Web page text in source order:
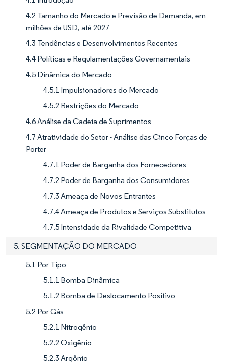
4.2 Tamanho do Mercado e Previsão de Demanda, em
milhões de USD, até 2027
4.3 Tendências e Desenvolvimentos Recentes
4.4 Políticas e Regulamentações Governamentais
4.5 Dinâmica do Mercado
4.5.1 Impulsionadores do Mercado
4.5.2 Restrições do Mercado
4.6 Análise da Cadeia de Suprimentos
4.7 Atratividade do Setor - Análise das Cinco Forças de
Porter
4.7.1 Poder de Barganha dos Fornecedores
4.7.2 Poder de Barganha dos Consumidores
4.7.3 Ameaça de Novos Entrantes
4.7.4 Ameaça de Produtos e Serviços Substitutos
4.7.5 Intensidade da Rivalidade Competitiva
5. SEGMENTAÇÃO DO MERCADO
5.1 Por Tipo
5.1.1 Bomba Dinâmica
5.1.2 Bomba de Deslocamento Positivo
5.2 Por Gás
5.2.1 Nitrogênio
5.2.2 Oxigênio
5.2.3 Argônio